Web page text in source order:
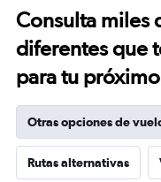
Consulta miles
diferentes que
para tu
Otras opciones de
Rutas alternativas